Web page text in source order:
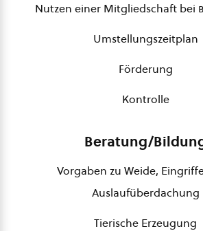
Nutzen einer Mitgliedschaft bei
Umstellungszeitplan
Förderung
Kontrolle
Beratung/
Vorgaben zu Weide,
Auslaufüberdachung
Tierische Erzeugung